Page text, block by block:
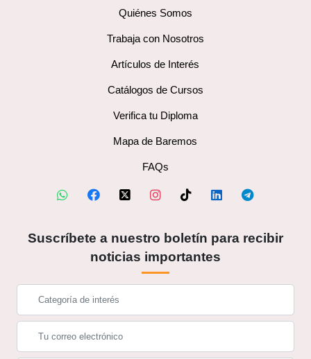
Quiénes Somos
Trabaja con Nosotros
Artículos de Interés
Catálogos de Cursos
Verifica tu Diploma
Mapa de Baremos
FAQs
Suscríbete a nuestro boletín para recibir
noticias importantes